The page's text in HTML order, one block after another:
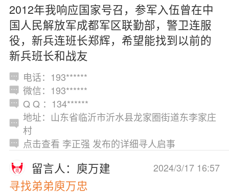
2012年我响应国家号召，参军入伍曾在中
国人民解放军成都军区联勤部，警卫连服
役，新兵连班长郑辉，希望能找到以前的
新兵班长和战友
电话：193******
微信：193******
Q Q ：134******
地址：山东省临沂市沂水县龙家圈街道东李家庄
村
点击查看 李正强 发布的详细寻人启事
2024/3/17 16:57
留言人：庾万建
寻找弟弟庾万忠